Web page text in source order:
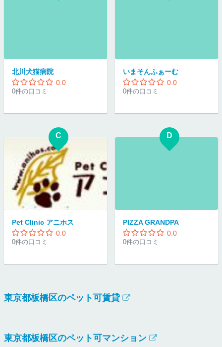
北川犬猫病院
0.0
0件の口コミ
いまそんふぁーむ
0.0
0件の口コミ
C
Pet Clinic アニホス
0.0
0件の口コミ
D
PIZZA GRANDPA
0.0
0件の口コミ
東京都板橋区のペット可賃貸
東京都板橋区のペット可マンション